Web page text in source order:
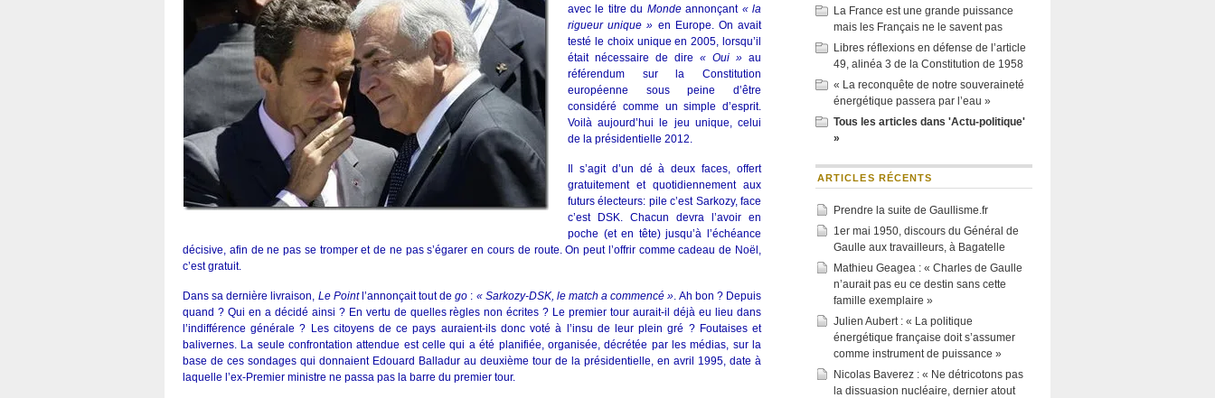
avec le titre du Mondeannonçant « la
rigueur unique » en Europe. On avait
testé le choix unique en 2005, lorsqu’il
était nécessaire de dire « Oui » au
référendum sur la Constitution
européenne sous peine d’être
considéré comme un simple d’esprit.
Voilà aujourd’hui le jeu unique, celui
de la présidentielle 2012.
Il s’agit d’un dé à deux faces, offert
gratuitement et quotidiennement aux
futurs électeurs: pile c’est Sarkozy, face
c’est DSK. Chacun devra l’avoir en
poche (et en tête) jusqu’à l’échéance
décisive, afin de ne pas se tromper et de ne pas s’égarer en cours de route. On peut l’offrir comme cadeau de Noël,
c’est gratuit.
Dans sa dernière livraison, Le Pointl’annonçait tout dego : « Sarkozy-DSK, le match a commencé ». Ah bon ? Depuis
quand ? Qui en a décidé ainsi ? En vertu de quelles règles non écrites ? Le premier tour aurait-il déjà eu lieu dans
l’indifférence générale ? Les citoyens de ce pays auraient-ils donc voté à l’insu de leur plein gré ? Foutaises et
balivernes. La seule confrontation attendue est celle qui a été planifiée, organisée, décrétée par les médias, sur la
base de ces sondages qui donnaient Edouard Balladur au deuxième tour de la présidentielle, en avril 1995, date à
laquelle l’ex-Premier ministre ne passa pas la barre du premier tour.
La France est une grande puissance
mais les Français ne le savent pas
Libres réflexions en défense de l’article
49, alinéa 3 de la Constitution de 1958
« La reconquête de notre souveraineté
énergétique passera par l’eau »
Tous les articles dans 'Actu-politique'
»
ARTICLES RÉCENTS
Prendre la suite de Gaullisme.fr
1er mai 1950, discours du Général de
Gaulle aux travailleurs, à Bagatelle
Mathieu Geagea : « Charles de Gaulle
n’aurait pas eu ce destin sans cette
famille exemplaire »
Julien Aubert : « La politique
énergétique française doit s’assumer
comme instrument de puissance »
Nicolas Baverez : « Ne détricotons pas
la dissuasion nucléaire, dernier atout